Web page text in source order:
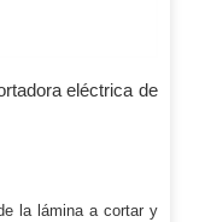
eléctrica de
la lámina a cortar y